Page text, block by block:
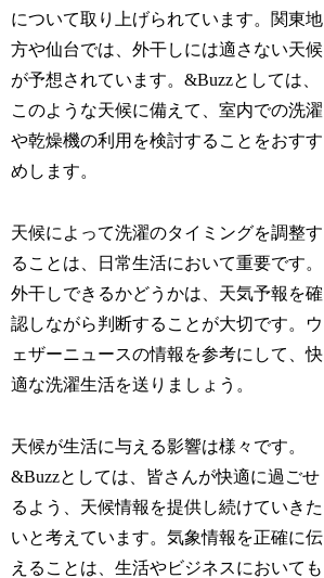
について取り上げられています。関東地
方や仙台では、外干しには適さない天候
が予想されています。&Buzzとしては、
このような天候に備えて、室内での洗濯
や乾燥機の利用を検討することをおすす
めします。
天候によって洗濯のタイミングを調整す
ることは、日常生活において重要です。
外干しできるかどうかは、天気予報を確
認しながら判断することが大切です。ウ
ェザーニュースの情報を参考にして、快
適な洗濯生活を送りましょう。
天候が生活に与える影響は様々です。
&Buzzとしては、皆さんが快適に過ごせ
るよう、天候情報を提供し続けていきた
いと考えています。気象情報を正確に伝
えることは、生活やビジネスにおいても